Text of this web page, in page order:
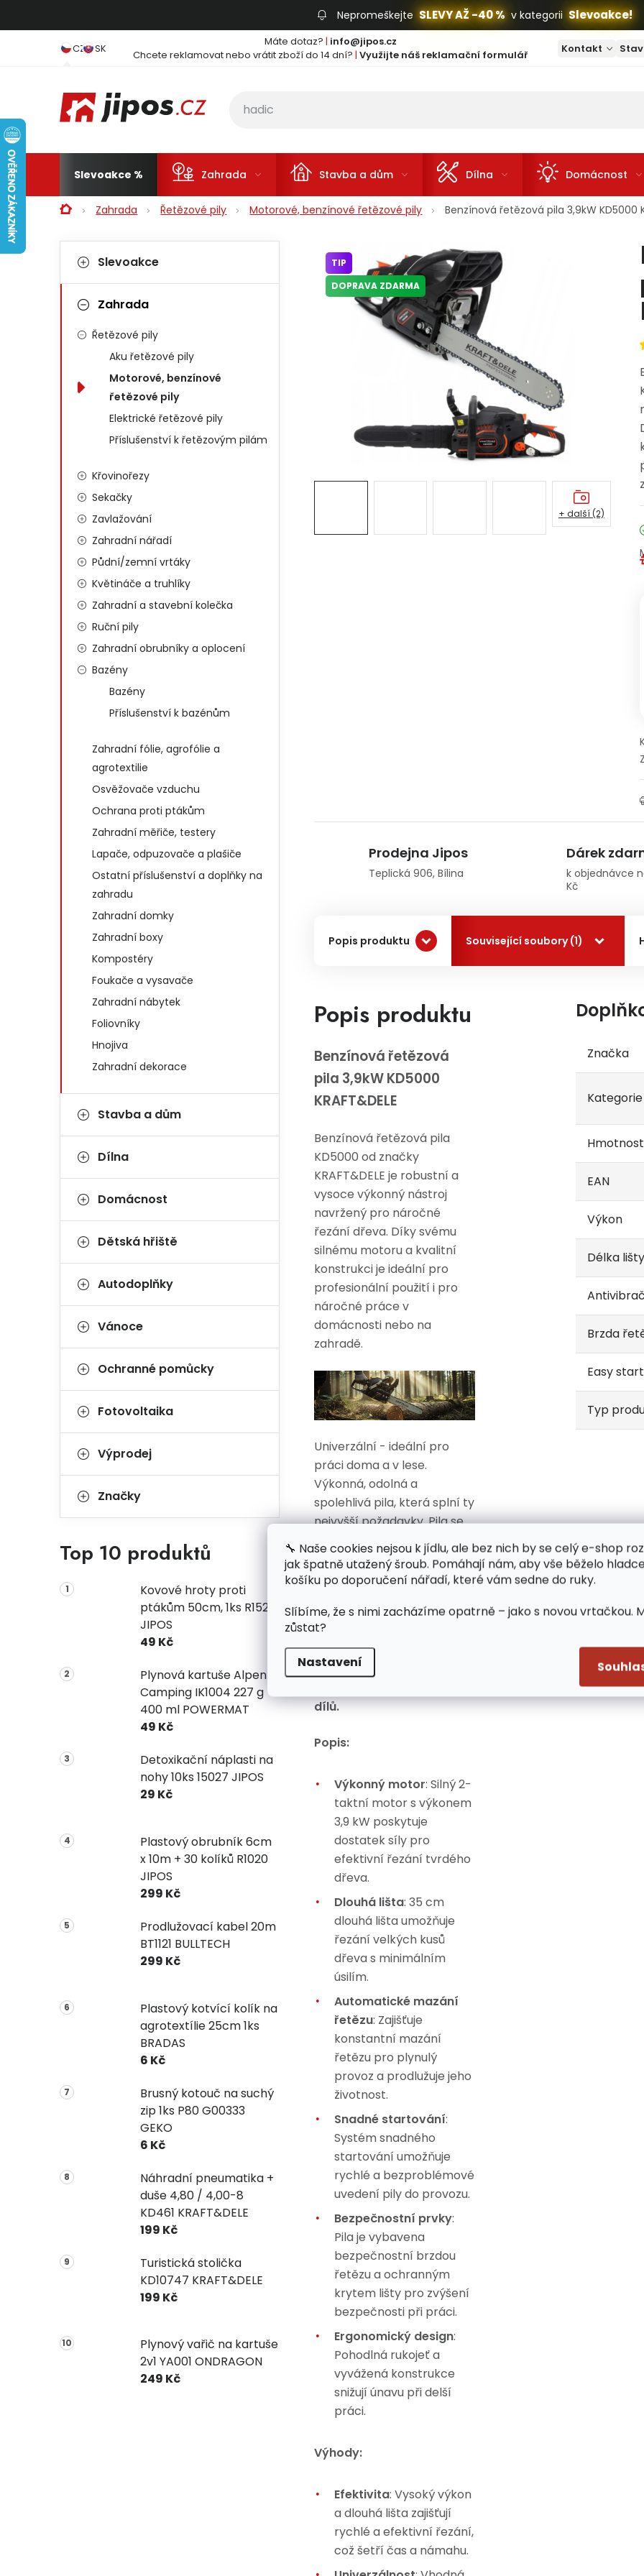
🔧 Naše cookies nejsou k jídlu, ale bez nich by se celý e-shop
jak špatně utažený šroub. Pomáhají nám, aby vše běželo
košíku po doporučení nářadí, které vám sedne do ruky.
Slíbíme, že s nimi zacházíme opatrně – jako s novou vrtačkou.
zůstat?
Nastavení
Nepromeškejte SLEVY AŽ -40 % v kategorii Slevoakce!
CZ SK Máte dotaz? | info@jipos.cz
Chcete reklamovat nebo vrátit zboží do 14 dní? | Využijte náš reklamační formulář Kontakt
Slevoakce Zahrada Stavba a dům Dílna Domácnost
DomůZahrada Řetězové pily Motorové, benzínové řetězové pily Benzínová řetězová pila 3,9kW KD5000
Postranní panel
Kategorie
Slevoakce
Zahrada
Řetězové pily
Aku řetězové pily
Motorové, benzínové
řetězové pily
Elektrické řetězové pily
Příslušenství k řetězovým pilám
Křovinořezy
Sekačky
Zavlažování
Zahradní nářadí
Půdní/zemní vrtáky
Květináče a truhlíky
Zahradní a stavební kolečka
Ruční pily
Zahradní obrubníky a oplocení
Bazény
Bazény
Příslušenství k bazénům
Zahradní fólie, agrofólie a
agrotextilie
Osvěžovače vzduchu
Ochrana proti ptákům
Zahradní měřiče, testery
Lapače, odpuzovače a plašiče
Ostatní příslušenství a doplňky na
zahradu
Zahradní domky
Zahradní boxy
Kompostéry
Foukače a vysavače
Zahradní nábytek
Foliovníky
Hnojiva
Zahradní dekorace
Stavba a dům
Dílna
Domácnost
Dětská hřiště
Autodoplňky
Vánoce
Ochranné pomůcky
Fotovoltaika
Výprodej
Značky
Top 10 produktů
Kovové hroty proti
ptákům 50cm, 1ks R1523
JIPOS
49 Kč
Plynová kartuše Alpen
Camping IK1004 227 g
400 ml POWERMAT
49 Kč
Detoxikační náplasti na
nohy 10ks 15027 JIPOS
29 Kč
Plastový obrubník 6cm
x 10m + 30 kolíků R1020
JIPOS
299 Kč
Prodlužovací kabel 20m
BT1121 BULLTECH
299 Kč
Plastový kotvící kolík na
agrotextílie 25cm 1ks
BRADAS
6 Kč
Brusný kotouč na suchý
zip 1ks P80 G00333
GEKO
6 Kč
Náhradní pneumatika +
duše 4,80 / 4,00-8
KD461 KRAFT&DELE
199 Kč
Turistická stolička
KD10747 KRAFT&DELE
199 Kč
Plynový vařič na kartuše
2v1 YA001 ONDRAGON
249 Kč
TIP
DOPRAVA ZDARMA
+ další (2)
Prodejna Jipos
Teplická 906, Bílina
Dárek
k objednávce
Kč
Popis produktu Související soubory (1)
Popis produktu
Benzínová řetězová
pila 3,9kW KD5000
KRAFT&DELE
Benzínová řetězová pila
KD5000 od značky
KRAFT&DELE je robustní a
vysoce výkonný nástroj
navržený pro náročné
řezání dřeva. Díky svému
silnému motoru a kvalitní
konstrukci je ideální pro
profesionální použití i pro
náročné práce v
domácnosti nebo na
zahradě.
Univerzální - ideální pro
práci doma a v lese.
Výkonná, odolná a
spolehlivá pila, která splní ty
nejvyšší požadavky.Pila se
od ostatních modelů liší
svou lehčí a odolnější
konstrukcí.
Pro Vaše benzínové
zařízení poskytujeme
záruční i pozáruční servis,
včetně možnosti
dílů.
Popis:
Výkonný motor: Silný 2-
taktní motor s výkonem
3,9 kW poskytuje
dostatek síly pro
efektivní řezání tvrdého
dřeva.
Dlouhá lišta: 35 cm
dlouhá lišta umožňuje
řezání velkých kusů
dřeva s minimálním
úsilím.
Automatické mazání
řetězu: Zajišťuje
konstantní mazání
řetězu pro plynulý
provoz a prodlužuje jeho
životnost.
Snadné startování:
Systém snadného
startování umožňuje
rychlé a bezproblémové
uvedení pily do provozu.
Bezpečnostní prvky:
Pila je vybavena
bezpečnostní brzdou
řetězu a ochranným
krytem lišty pro zvýšení
bezpečnosti při práci.
Ergonomický design:
Pohodlná rukojeť a
vyvážená konstrukce
snižují únavu při delší
práci.
Výhody:
Efektivita: Vysoký výkon
a dlouhá lišta zajišťují
rychlé a efektivní řezání,
což šetří čas a námahu.
Značka
Kategorie
Hmotnost
EAN
Výkon
Délka lišty
Brzda
Easy start
Typ